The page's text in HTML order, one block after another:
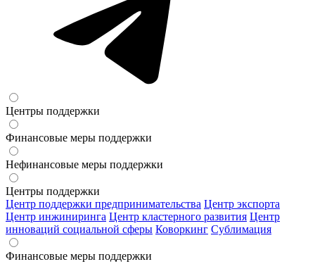
Центры поддержки
Финансовые меры поддержки
Нефинансовые меры поддержки
Центры поддержки
Центр поддержки предпринимательства Центр экспорта
Центр инжиниринга Центр кластерного развития Центр
инноваций социальной сферы Коворкинг Сублимация
Финансовые меры поддержки